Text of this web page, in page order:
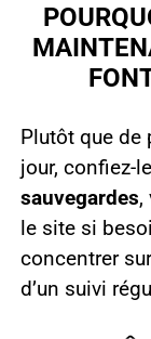
Plutôt que de
jour, confiez-
sauvegardes,
le site si
concentrer
d’un suivi